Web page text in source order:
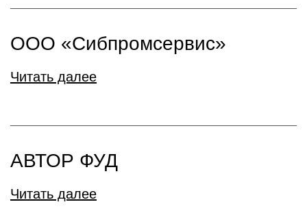
ООО «Сибпромсервис»
Читать далее
АВТОР ФУД
Читать далее